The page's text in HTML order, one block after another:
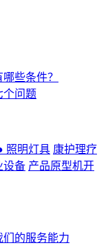
些条件？
个问题
照明灯具 康护理疗
设备 产品原型机开
们的服务能力